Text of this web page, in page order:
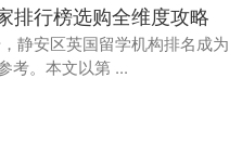
排行榜选购全维度攻略
静安区英国留学机构排名成为
考。本文以第 ...